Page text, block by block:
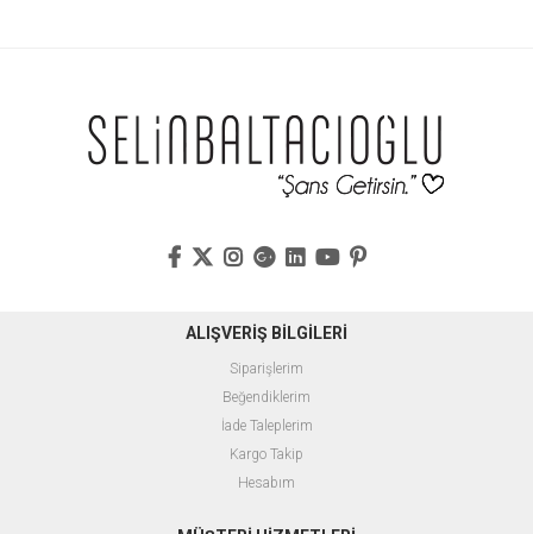
ALIŞVERİŞ BİLGİLERİ
Siparişlerim
Beğendiklerim
İade Taleplerim
Kargo Takip
Hesabım